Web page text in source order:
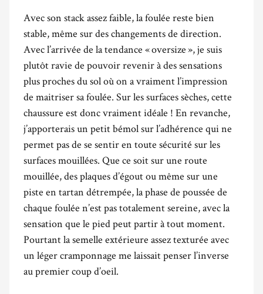
Avec son stack assez faible, la foulée reste bien
stable, même sur des changements de direction.
Avec l’arrivée de la tendance « oversize », je suis
plutôt ravie de pouvoir revenir à des sensations
plus proches du sol où on a vraiment l’impression
de maitriser sa foulée. Sur les surfaces sèches, cette
chaussure est donc vraiment idéale ! En revanche,
j’apporterais un petit bémol sur l’adhérence qui ne
permet pas de se sentir en toute sécurité sur les
surfaces mouillées. Que ce soit sur une route
mouillée, des plaques d’égout ou même sur une
piste en tartan détrempée, la phase de poussée de
chaque foulée n’est pas totalement sereine, avec la
sensation que le pied peut partir à tout moment.
Pourtant la semelle extérieure assez texturée avec
un léger cramponnage me laissait penser l’inverse
au premier coup d’oeil.